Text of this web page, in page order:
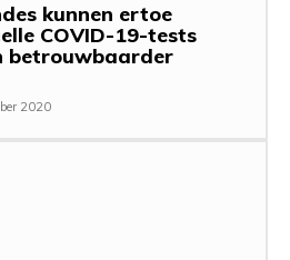
kunnen ertoe
COVID-19-tests
betrouwbaarder
2020